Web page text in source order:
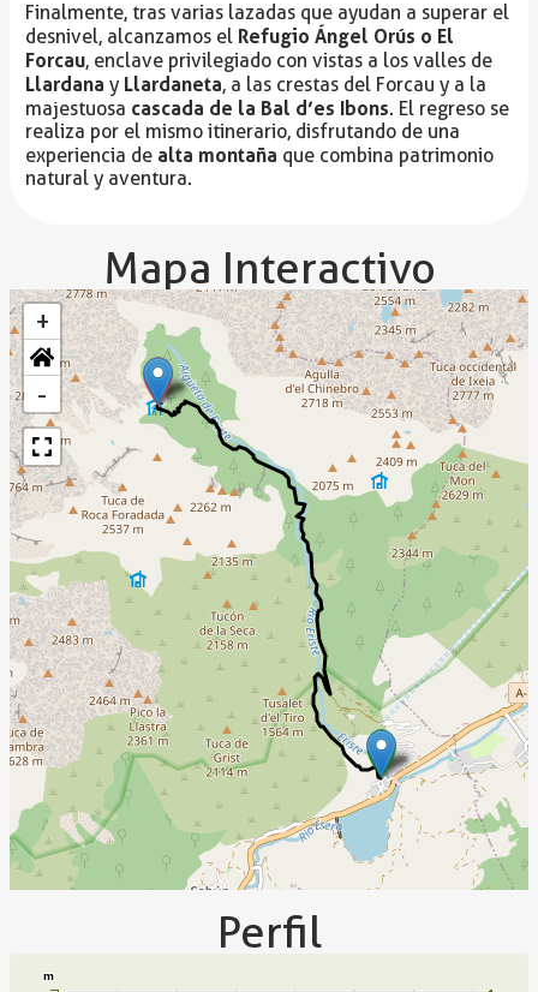
Finalmente, tras varias lazadas que ayudan a superar el
desnivel, alcanzamos el Refugio Ángel Orús o El
Forcau, enclave privilegiado con vistas a los valles de
Llardana y Llardaneta, a las crestas del Forcau y a la
majestuosa cascada de la Bal d’es Ibons. El regreso se
realiza por el mismo itinerario, disfrutando de una
experiencia de alta montaña que combina patrimonio
natural y aventura.
Mapa Interactivo
+
-
Perfil
m